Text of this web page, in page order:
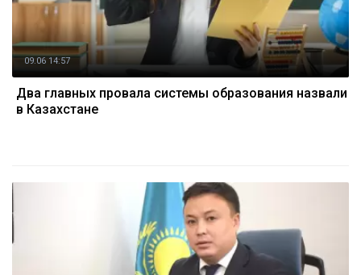
09.06 14:57
Два главных провала системы образования назвали
в Казахстане